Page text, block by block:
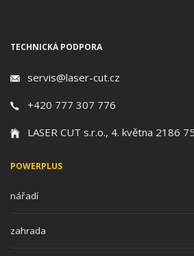
TECHNICKÁ PODPORA
servis@laser-cut.cz
+420 777 307 776
LASER CUT s.r.o., 4. května 2186
POWERPLUS
nářadí
zahrada